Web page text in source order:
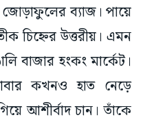
ব্যাজ। পায়ে
চিহ্নের উত্তরীয়। এমন
বাজার হংকং মার্কেট।
কখনও হাত নেড়ে
আশীর্বাদ চান। তাঁকে